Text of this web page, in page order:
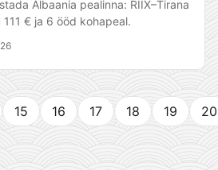
Albaania pealinna: RIIX–Tirana
€ ja 6 ööd kohapeal.
15 16 17 18 19 20